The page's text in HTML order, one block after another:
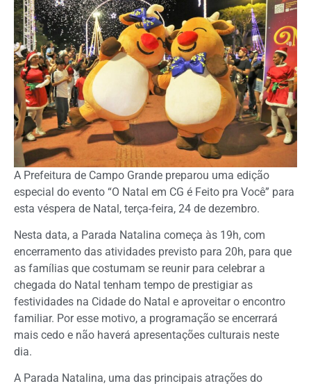
A Prefeitura de Campo Grande preparou uma edição
especial do evento “O Natal em CG é Feito pra Você” para
esta véspera de Natal, terça-feira, 24 de dezembro.
Nesta data, a Parada Natalina começa às 19h, com
encerramento das atividades previsto para 20h, para que
as famílias que costumam se reunir para celebrar a
chegada do Natal tenham tempo de prestigiar as
festividades na Cidade do Natal e aproveitar o encontro
familiar. Por esse motivo, a programação se encerrará
mais cedo e não haverá apresentações culturais neste
dia.
A Parada Natalina, uma das principais atrações do